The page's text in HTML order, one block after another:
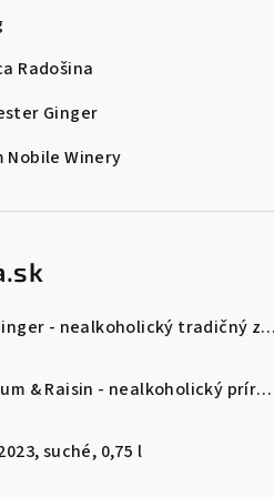
Radošina
Ginger
Nobile Winery
Rochester Ginger - nealkoholický tradičný zázvorový nápoj (725ml)
je 5 z 5 hviezdičiek.
Rochester Rum & Raisin - nealkoholický prírodný nápoj (725ml)
je 5 z 5 hviezdičiek.
suché, 0,75 l
je 5 z 5 hviezdičiek.